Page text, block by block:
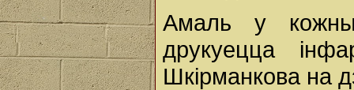
Амаль у
друкуецца
Шкірманкова на